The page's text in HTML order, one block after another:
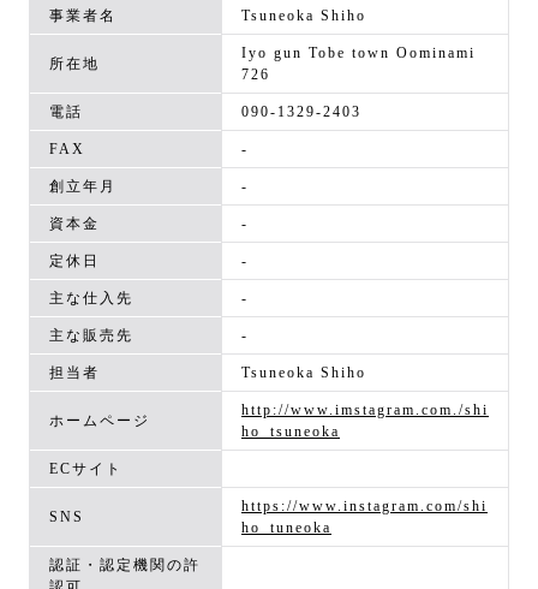
事業者名 Tsuneoka Shiho
所在地
Iyo gun Tobe town Oominami
726
電話 090-1329-2403
FAX -
創立年月 -
資本金 -
定休日 -
主な仕入先 -
主な販売先 -
担当者 Tsuneoka Shiho
ホームページ
http://www.imstagram.com./shi
ho_tsuneoka
ECサイト
SNS
https://www.instagram.com/shi
ho_tuneoka
認証・認定機関の許